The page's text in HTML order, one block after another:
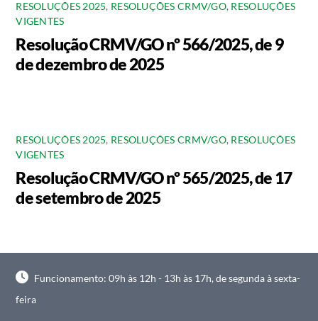
RESOLUÇÕES 2025, RESOLUÇÕES CRMV/GO, RESOLUÇÕES
VIGENTES
Resolução CRMV/GO nº 566/2025, de 9
de dezembro de 2025
RESOLUÇÕES 2025, RESOLUÇÕES CRMV/GO, RESOLUÇÕES
VIGENTES
Resolução CRMV/GO nº 565/2025, de 17
de setembro de 2025
Funcionamento: 09h às 12h - 13h às 17h, de segunda à sexta-
feira